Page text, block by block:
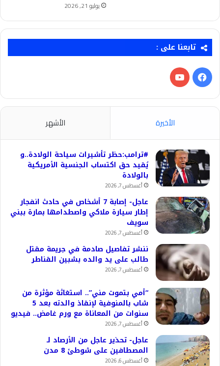
يوليو 21, 2026
تابعنا على :
فيسبوك‫YouTube
الأخيرة الأشهر
#ترامب:حظر تأشيرات سياحة الولادة..و
يُقيد حق اكتساب الجنسية الأمريكية
بالولادة
أغسطس 7, 2026
عاجل- إصابة 7 أشخاص في حادث انفجار
إطار سيارة ملاكي واصطدامها بمارة ببني
سويف
أغسطس 7, 2026
ننشر تفاصيل صادمة في جريمة مقتل
طالب على يد والده بشبين القناطر
أغسطس 7, 2026
“أمي بتموت مني”.. استغاثة مؤثرة من
شاب بالمنوفية لإنقاذ والدته بعد 5
سنوات من المعاناة مع ورم غامض.. فيديو
أغسطس 7, 2026
عاجل- تحذير عاجل من الأرصاد لـ
المصطافين على شوطئ 8 مدن
أغسطس 6, 2026